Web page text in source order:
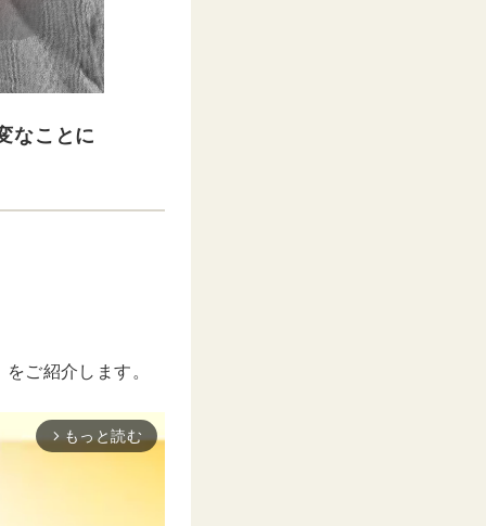
なことに
ご紹介します。
arrow_forward_ios もっと読む